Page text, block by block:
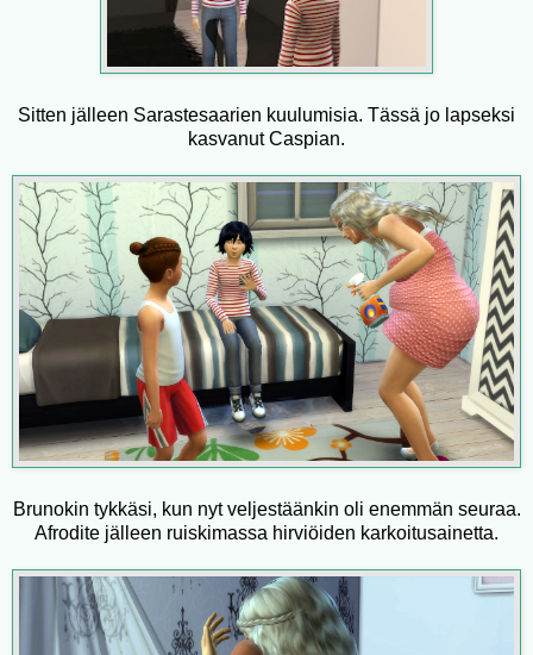
Sitten jälleen Sarastesaarien kuulumisia. Tässä jo lapseksi
kasvanut Caspian.
Brunokin tykkäsi, kun nyt veljestäänkin oli enemmän seuraa.
Afrodite jälleen ruiskimassa hirviöiden karkoitusainetta.